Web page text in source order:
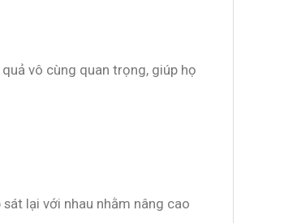
vô cùng quan trọng, giúp họ
lại với nhau nhằm nâng cao